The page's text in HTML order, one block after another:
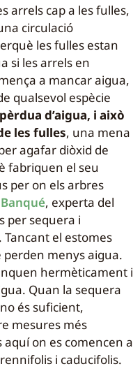
arrels cap a les fulles,
circulació
les fulles estan
si les arrels en
a mancar aigua,
qualsevol espècie
d’aigua, i això
les fulles, una mena
agafar diòxid de
fabriquen el seu
per on els arbres
, experta del
per sequera i
Tancant el estomes
perden menys aigua.
hermèticament i
Quan la sequera
és suficient,
mesures més
on es comencen a
i caducifolis.